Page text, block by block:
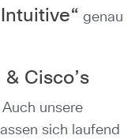
genau
Cisco’s
Auch unsere
sich laufend